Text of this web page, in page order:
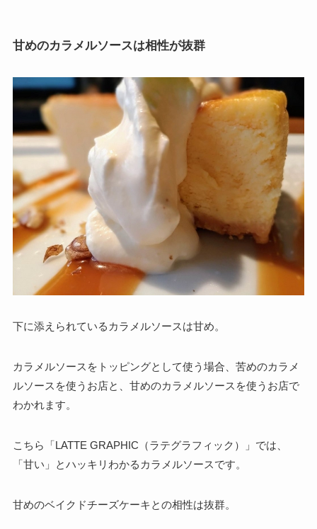
甘めのカラメルソースは相性が抜群
下に添えられているカラメルソースは甘め。
カラメルソースをトッピングとして使う場合、苦めのカラメ
ルソースを使うお店と、甘めのカラメルソースを使うお店で
わかれます。
こちら「LATTE GRAPHIC（ラテグラフィック）」では、
「甘い」とハッキリわかるカラメルソースです。
甘めのベイクドチーズケーキとの相性は抜群。